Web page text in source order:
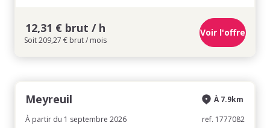
12,31 € brut / h
Soit 209,27 € brut / mois
Voir l'offre
Meyreuil
À partir du 1 septembre 2026
À 7.9km
ref. 1777082